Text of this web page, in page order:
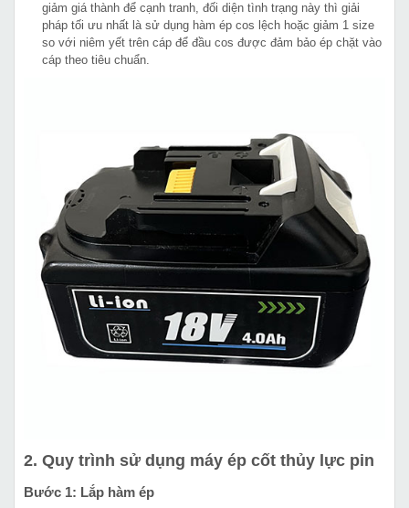
giảm giá thành để cạnh tranh, đối diện tình trạng này thì giải
pháp tối ưu nhất là sử dụng hàm ép cos lệch hoặc giảm 1 size
so với niêm yết trên cáp để đầu cos được đảm bảo ép chặt vào
cáp theo tiêu chuẩn.
2. Quy trình sử dụng máy ép cốt thủy lực pin
Bước 1: Lắp hàm ép